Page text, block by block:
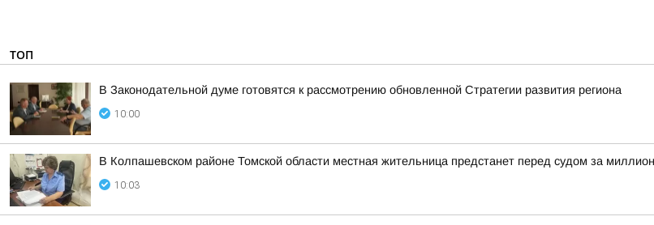
ТОП
В Законодательной думе готовятся к рассмотрению обновленной Стратегии развития региона
10:00
В Колпашевском районе Томской области местная жительница предстанет перед судом за
10:03